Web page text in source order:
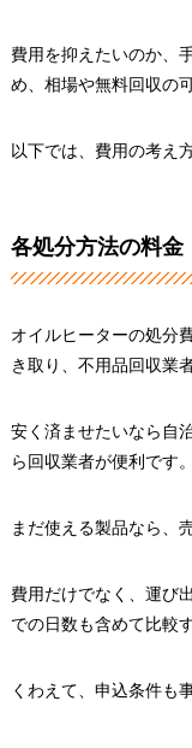
費用を抑えたいのか、
め、相場や無料回収の
以下では、費用の考え
各処分方法の料金
オイルヒーターの処分
き取り、不用品回収業
安く済ませたいなら自
ら回収業者が便利です。
まだ使える製品なら、
費用だけでなく、運び
での日数も含めて比較
くわえて、申込条件も